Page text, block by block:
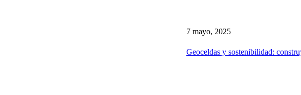
7 mayo, 2025
Geoceldas y sostenibilidad: